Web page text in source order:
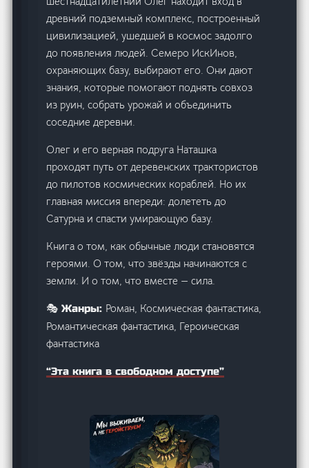
древний подземный комплекс, построенный
цивилизацией, ушедшей в космос задолго
до появления людей. Семеро ИскИнов,
охраняющих базу, выбирают его. Они дают
знания, которые помогают поднять совхоз
из руин, собрать урожай и объединить
соседние деревни.
Олег и его верная подруга Наташка
проходят путь от деревенских трактористов
до пилотов космических кораблей. Но их
главная миссия впереди: долететь до
Сатурна и спасти умирающую базу.
Книга о том, как обычные люди становятся
героями. О том, что звёзды начинаются с
земли. И о том, что вместе — сила.
🎭 Жанры: Роман, Космическая фантастика,
Романтическая фантастика, Героическая
фантастика
“Эта книга в свободном доступе”